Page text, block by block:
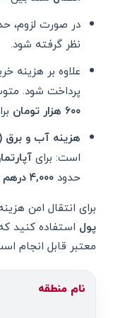
در صورت لزوم،
نظر گرفته شود.
علاوه بر هزینه
پرداخت شود.
۶۰۰ هزار تومان
هزینه آب و برق (DEWA)
است: برای
حدود۴,۰۰۰ درهم
برای انتقال امن
پول استفاده کنید
معتبر قابل انجام
نام منطقه